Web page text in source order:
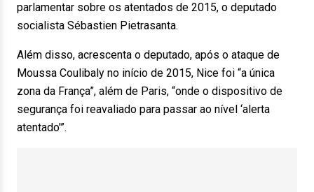
parlamentar sobre os atentados de 2015, o deputado
socialista Sébastien Pietrasanta.
Além disso, acrescenta o deputado, após o ataque de
Moussa Coulibaly no início de 2015, Nice foi “a única
zona da França”, além de Paris, “onde o dispositivo de
segurança foi reavaliado para passar ao nível ‘alerta
atentado'”.